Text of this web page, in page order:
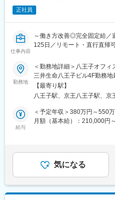
発に立ち上げフェーズから携
できるポジションです。多く
ムに携わるという責任感を大
迎します。
■当社の特徴：
◎平均年齢35歳の若い社員中
新の技術を利用した開発を積
特化したノウハウを持ち、製
◎おしゃれなオフィスで、周
また、社内には、電子レンジ
変更の範囲：会社の定める業務
正社員
仕事内容
～働き方改善◎完全固定給／
125日／リモート・直行直帰
■業務内容：
一般鑑定：損害保険会社等か
定を行います。
常駐鑑定：損害保険会社等
広域鑑定：大規模自然災害等
策室に駐在して書面・立会鑑
保、Chubb、チューリッヒ、
短、積水ハウスシャーメゾ
勤務地
＜勤務地詳細＞八王子オフ
三井生命八王子ビル4F勤務
対策：その他（オフィス内
る事業所
【最寄り駅】
八王子駅、京王八王子駅、京
給与
＜予定年収＞380万円～550
月額（基本給）：210,000円
は経験・能力などを考慮し
年2回 ※昨度実績／年間平均
張手当有賃金はあくまでも目
する可能性があります。月給
気になる